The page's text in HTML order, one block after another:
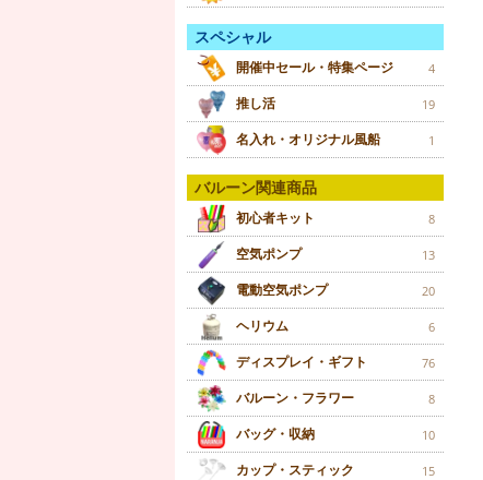
スペシャル
開催中セール・特集ページ 4
推し活 19
名入れ・オリジナル風船 1
バルーン関連商品
初心者キット 8
空気ポンプ 13
電動空気ポンプ 20
ヘリウム 6
ディスプレイ・ギフト 76
バルーン・フラワー 8
バッグ・収納 10
カップ・スティック 15